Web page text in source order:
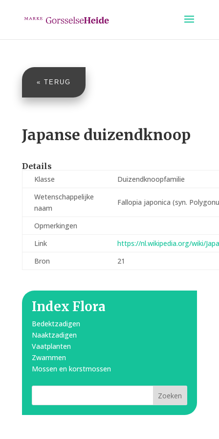
« TERUG
Japanse duizendknoop
Details
Klasse
Duizendknoopfamilie
Wetenschappelijke
naam
Fallopia japonica (syn.
Opmerkingen
Link
https://nl.wikipedia.org/wiki/
Bron
21
Index Flora
Bedektzadigen
Naaktzadigen
Vaatplanten
Zwammen
Mossen en korstmossen